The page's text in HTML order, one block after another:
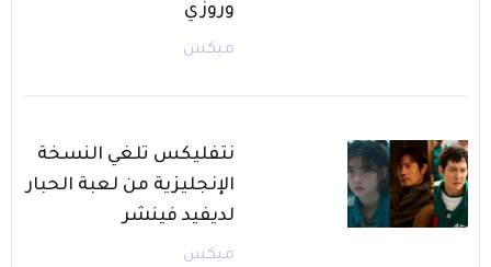
وروزي
ميكس
نتفليكس تلغي النسخة
الإنجليزية من لعبة الحبار
لديفيد فينشر
ميكس